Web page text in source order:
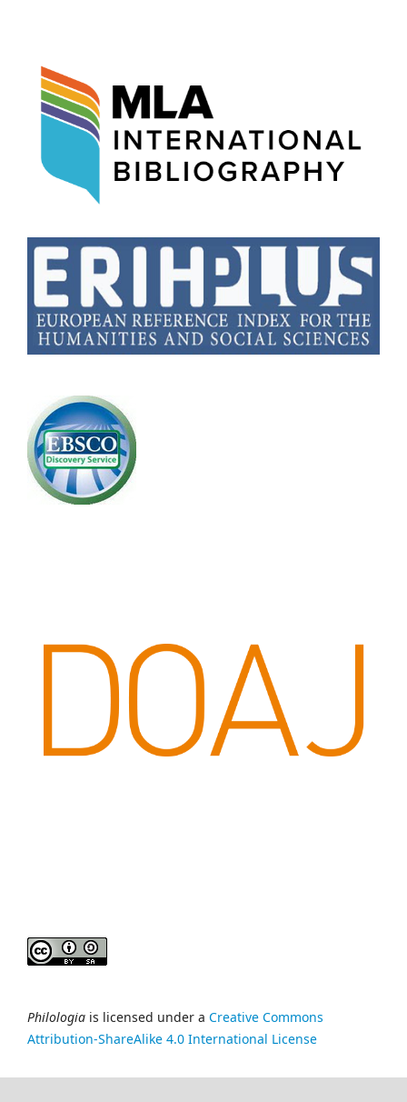
Philologia is licensed under a Creative Commons
Attribution-ShareAlike 4.0 International License